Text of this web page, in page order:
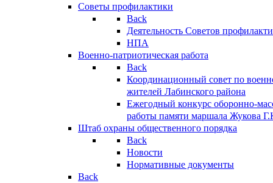
Советы профилактики
Back
Деятельность Советов
НПА
Военно-патриотическая работа
Back
Координационный совет по
жителей Лабинского района
Ежегодный конкурс оборонно-
работы памяти маршала Жукова
Штаб охраны общественного порядка
Back
Новости
Нормативные документы
Back